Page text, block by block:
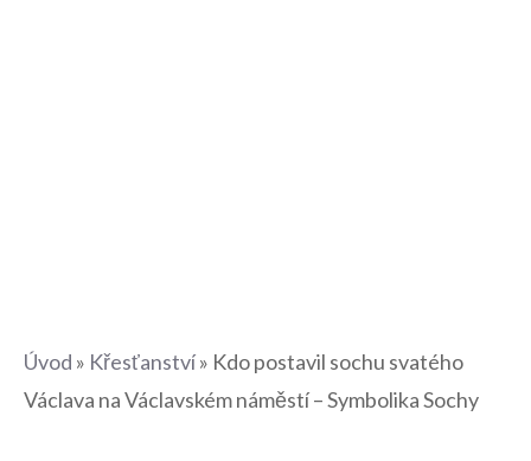
Úvod » Křesťanství» Kdo postavil sochu svatého
Václava na Václavském náměstí – Symbolika Sochy